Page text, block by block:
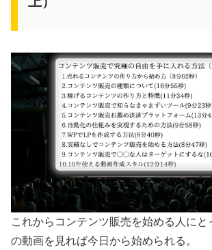
これからコンテンツ販売を始める人にと
の動画を見れば今日から始められる。